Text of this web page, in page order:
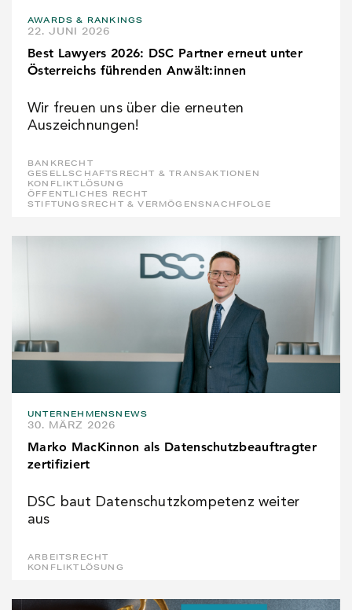
AWARDS & RANKINGS
22. JUNI 2026
Best Lawyers 2026: DSC Partner erneut unter
Österreichs führenden Anwält:innen
Wir freuen uns über die erneuten
Auszeichnungen!
BANKRECHT
GESELLSCHAFTSRECHT & TRANSAKTIONEN
KONFLIKTLÖSUNG
ÖFFENTLICHES RECHT
STIFTUNGSRECHT & VERMÖGENSNACHFOLGE
UNTERNEHMENSNEWS
30. MÄRZ 2026
Marko MacKinnon als Datenschutzbeauftragter
zertifiziert
DSC baut Datenschutzkompetenz weiter
aus
ARBEITSRECHT
KONFLIKTLÖSUNG